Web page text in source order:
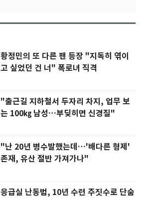
황정민의 또 다른 팬 등장 "지독히 엮이
고 싶었던 건 너" 폭로녀 직격
"출근길 지하철서 두자리 차지, 업무 보
는 100㎏ 남성…부딪히면 신경질"
"난 20년 병수발했는데…'배다른 형제'
존재, 유산 절반 가져가나"
응급실 난동범, 10년 수련 주짓수로 단숨